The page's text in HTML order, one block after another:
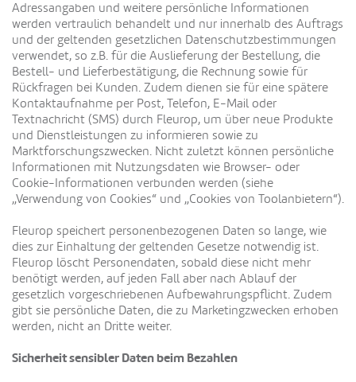
Adressangaben und weitere persönliche Informationen
werden vertraulich behandelt und nur innerhalb des Auftrags
und der geltenden gesetzlichen Datenschutzbestimmungen
verwendet, so z.B. für die Auslieferung der Bestellung, die
Bestell- und Lieferbestätigung, die Rechnung sowie für
Rückfragen bei Kunden. Zudem dienen sie für eine spätere
Kontaktaufnahme per Post, Telefon, E-Mail oder
Textnachricht (SMS) durch Fleurop, um über neue Produkte
und Dienstleistungen zu informieren sowie zu
Marktforschungszwecken. Nicht zuletzt können persönliche
Informationen mit Nutzungsdaten wie Browser- oder
Cookie-Informationen verbunden werden (siehe
„Verwendung von Cookies“ und „Cookies von Toolanbietern“).
Fleurop speichert personenbezogenen Daten so lange, wie
dies zur Einhaltung der geltenden Gesetze notwendig ist.
Fleurop löscht Personendaten, sobald diese nicht mehr
benötigt werden, auf jeden Fall aber nach Ablauf der
gesetzlich vorgeschriebenen Aufbewahrungspflicht. Zudem
gibt sie persönliche Daten, die zu Marketingzwecken erhoben
werden, nicht an Dritte weiter.
Sicherheit sensibler Daten beim Bezahlen